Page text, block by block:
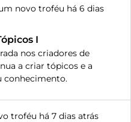
novo troféu há 6 dias
I
nos criadores de
a criar tópicos e a
conhecimento.
troféu há 7 dias atrás